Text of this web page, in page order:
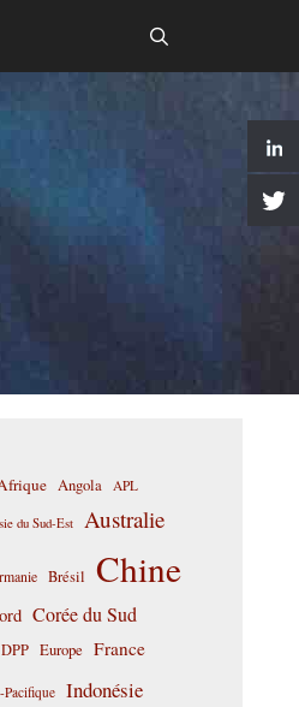
Angola APL
du Sud-Est Australie
Brésil Chine
Corée du Sud
DPP Europe France
Indonésie